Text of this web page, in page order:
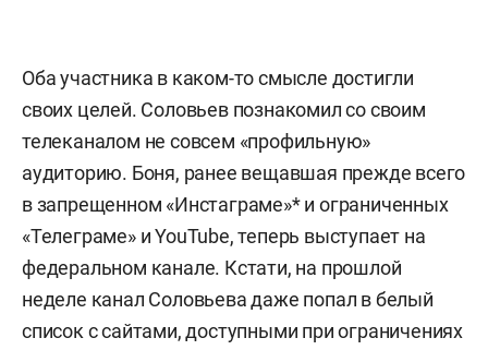
Оба участника в каком-то смысле достигли
своих целей. Соловьев познакомил со своим
телеканалом не совсем «профильную»
аудиторию. Боня, ранее вещавшая прежде всего
в запрещенном «Инстаграме»* и ограниченных
«Телеграме» и YouTube, теперь выступает на
федеральном канале. Кстати, на прошлой
неделе канал Соловьева даже попал в белый
список с сайтами, доступными при ограничениях